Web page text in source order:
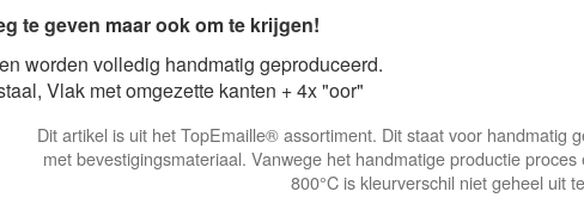
te geven maar ook om te krijgen!
worden volledig handmatig geproduceerd.
Vlak met omgezette kanten + 4x "oor"
Dit artikel is uit het TopEmaille® assortiment. Dit staat voor handmatig
met bevestigingsmateriaal. Vanwege het handmatige productie
800°C is kleurverschil niet geheel uit